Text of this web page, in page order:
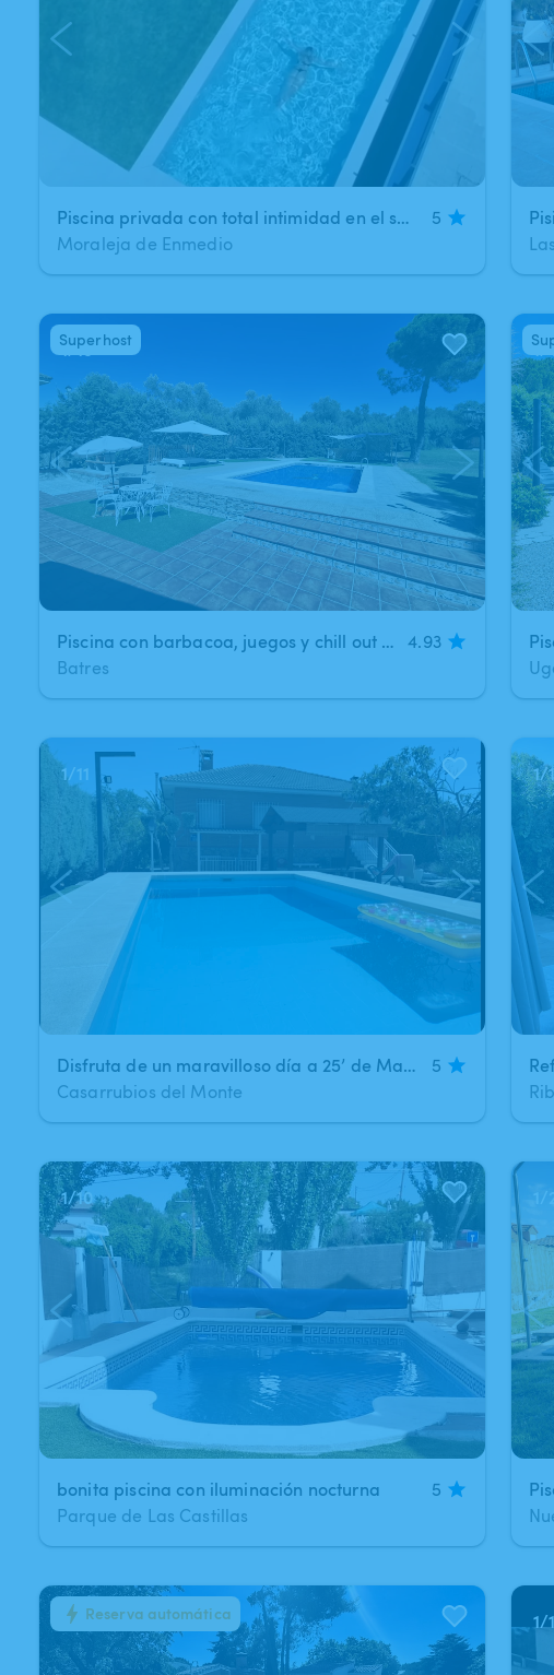
Piscina privada con total intimidad en el sur de Madrid
5
Moraleja de Enmedio
1/15
Piscina con barbacoa, juegos y chill out a 30 minutos del centro de Madrid.
4.93
Batres
Superhost 1/
1/11
Disfruta de un maravilloso día a 25’ de Madrid
5
Casarrubios del Monte
1/
1/10
bonita piscina con iluminación nocturna
5
Parque de Las Castillas
/
1/13Reserva automática 1/